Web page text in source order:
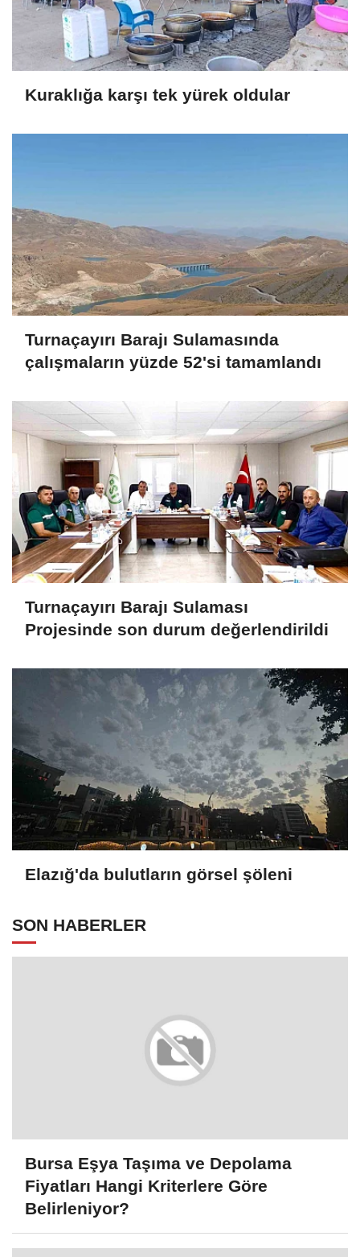
Kuraklığa karşı tek yürek oldular
Turnaçayırı Barajı Sulamasında
çalışmaların yüzde 52'si tamamlandı
Turnaçayırı Barajı Sulaması
Projesinde son durum değerlendirildi
Elazığ'da bulutların görsel şöleni
SON HABERLER
Bursa Eşya Taşıma ve Depolama
Fiyatları Hangi Kriterlere Göre
Belirleniyor?